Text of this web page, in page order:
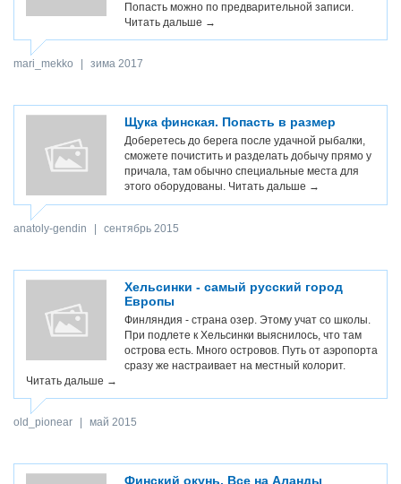
Попасть можно по предварительной записи.
Читать дальше →
mari_mekko зима 2017
Щука финская. Попасть в размер
Доберетесь до берега после удачной рыбалки,
сможете почистить и разделать добычу прямо у
причала, там обычно специальные места для
этого оборудованы. Читать дальше →
anatoly-gendin сентябрь 2015
Хельсинки - самый русский город
Европы
Финляндия - страна озер. Этому учат со школы.
При подлете к Хельсинки выяснилось, что там
острова есть. Много островов. Путь от аэропорта
сразу же настраивает на местный колорит.
Читать дальше →
old_pionear май 2015
Финский окунь. Все на Аланды